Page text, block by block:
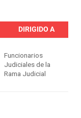
DIRIGIDO A
Funcionarios
Judiciales de la
Rama Judicial